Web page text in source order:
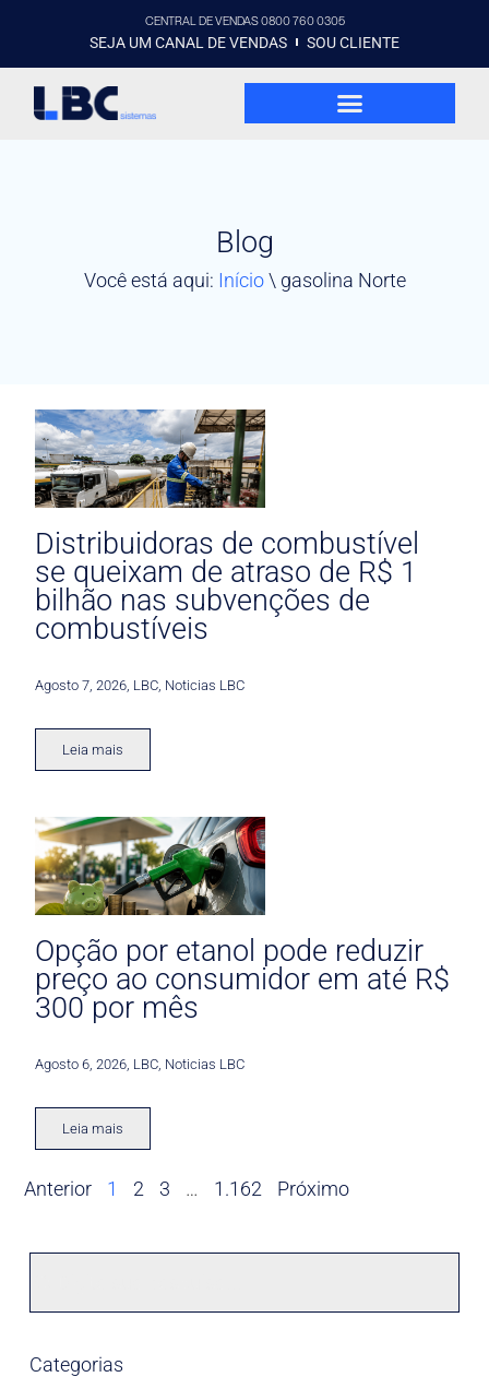
CENTRAL DE VENDAS 0800 760 0305
SEJA UM CANAL DE VENDAS SOU CLIENTE
Blog
Você está aqui: Início\ gasolina Norte
Distribuidoras de combustível
se queixam de atraso de R$ 1
bilhão nas subvenções de
combustíveis
Agosto 7, 2026 LBC Noticias LBC
Leia mais
Opção por etanol pode reduzir
preço ao consumidor em até R$
300 por mês
Agosto 6, 2026 LBC Noticias LBC
Leia mais
Anterior 1 2 3 … 1.162 Próximo
Categorias